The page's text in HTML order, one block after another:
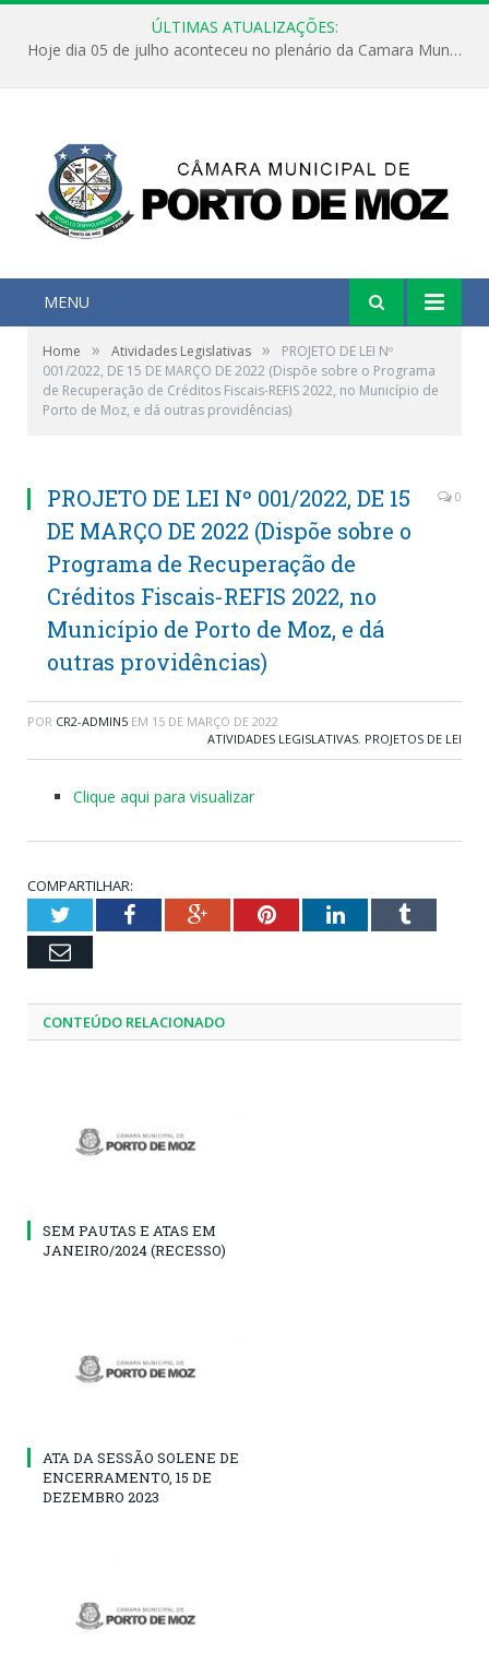
ÚLTIMAS ATUALIZAÇÕES:
Hoje dia 05 de julho aconteceu no plenário da Camara Municipal de Porto de Moz a Sessão Solene de Abertura dos Trabalhos Legislativos 2º Período da 23ª Legislatura
MENU
Home » Atividades Legislativas »
PROJETO DE LEI Nº
001/2022, DE 15 DE MARÇO DE 2022 (Dispõe sobre o Programa
de Recuperação de Créditos Fiscais-REFIS 2022, no Município de
Porto de Moz, e dá outras providências)
PROJETO DE LEI Nº 001/2022, DE 15
DE MARÇO DE 2022 (Dispõe sobre o
Programa de Recuperação de
Créditos Fiscais-REFIS 2022, no
Município de Porto de Moz, e dá
outras providências)
0
POR CR2-ADMIN5 EM 15 DE MARÇO DE 2022
ATIVIDADES LEGISLATIVAS, PROJETOS DE LEI
Clique aqui para visualizar
COMPARTILHAR:
TwitterFacebookGoogle+PinterestLinkedInTumblr
Email
CONTEÚDO RELACIONADO
SEM PAUTAS E ATAS EM
JANEIRO/2024 (RECESSO)
ATA DA SESSÃO SOLENE DE
ENCERRAMENTO, 15 DE
DEZEMBRO 2023